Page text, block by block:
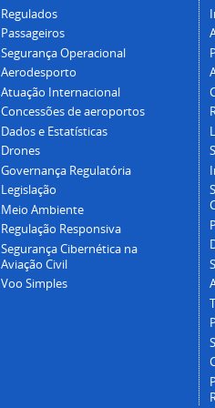
Regulados
Passageiros
Segurança Operacional
Aerodesporto
Atuação Internacional
Concessões de aeroportos
Dados e Estatísticas
Drones
Governança Regulatória
Legislação
Meio Ambiente
Regulação Responsiva
Segurança Cibernética na
Aviação Civil
Voo Simples